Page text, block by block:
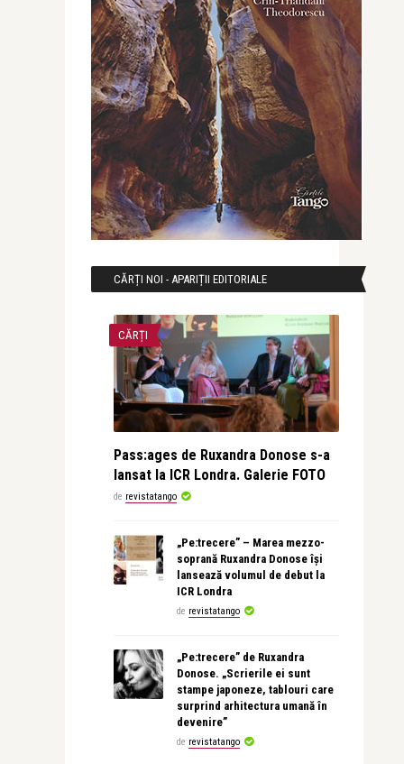
CĂRȚI NOI - APARIȚII EDITORIALE
CĂRȚI
Pass:ages de Ruxandra Donose s-a
lansat la ICR Londra. Galerie FOTO
de revistatango
„Pe:trecere” – Marea mezzo-
soprană Ruxandra Donose își
lansează volumul de debut la
ICR Londra
de revistatango
„Pe:trecere” de Ruxandra
Donose. „Scrierile ei sunt
stampe japoneze, tablouri care
surprind arhitectura umană în
devenire”
de revistatango